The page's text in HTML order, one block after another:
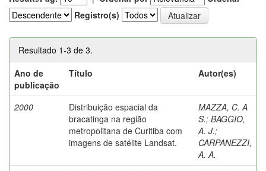
Registro(s)
Resultado 1-3 de 3.
Ano de
publicação
Título Autor(es)
2000
Distribuição espacial da
bracatinga na região
metropolitana de Curitiba com
imagens de satélite Landsat.
MAZZA, C. A
S.; BAGGIO,
A. J.;
CARPANEZZI,
A. A.